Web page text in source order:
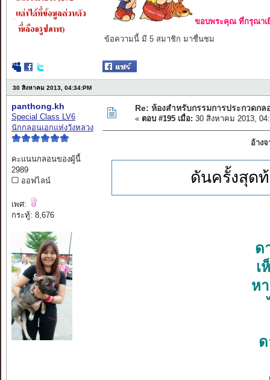
ขอบพระคุณ ที่กรุณาเ
ข้อความนี้ มี 5 สมาชิก มาชื่นชม
30 สิงหาคม 2013, 04:34:PM
panthong.kh
Special Class LV6
นักกลอนเอกแห่งวังหลวง
คะแนนกลอนของผู้นี้
2989
ออฟไลน์
เพศ:
กระทู้: 8,676
Re: ห้องสำหรับกรรมการประกวดก
« ตอบ #195 เมื่อ: 30 สิงหาคม 2013,
อ้าง
ดันครั้งสุด
ด
เ
ห
ด